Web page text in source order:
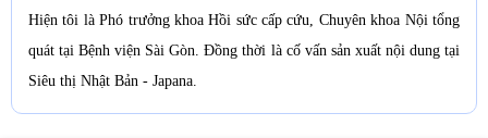
Hiện tôi là Phó trưởng khoa Hồi sức cấp cứu, Chuyên khoa Nội tổng
quát tại Bệnh viện Sài Gòn. Đồng thời là cố vấn sản xuất nội dung tại
Siêu thị Nhật Bản - Japana.